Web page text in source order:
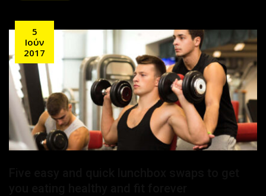
5
Ιούν
2017